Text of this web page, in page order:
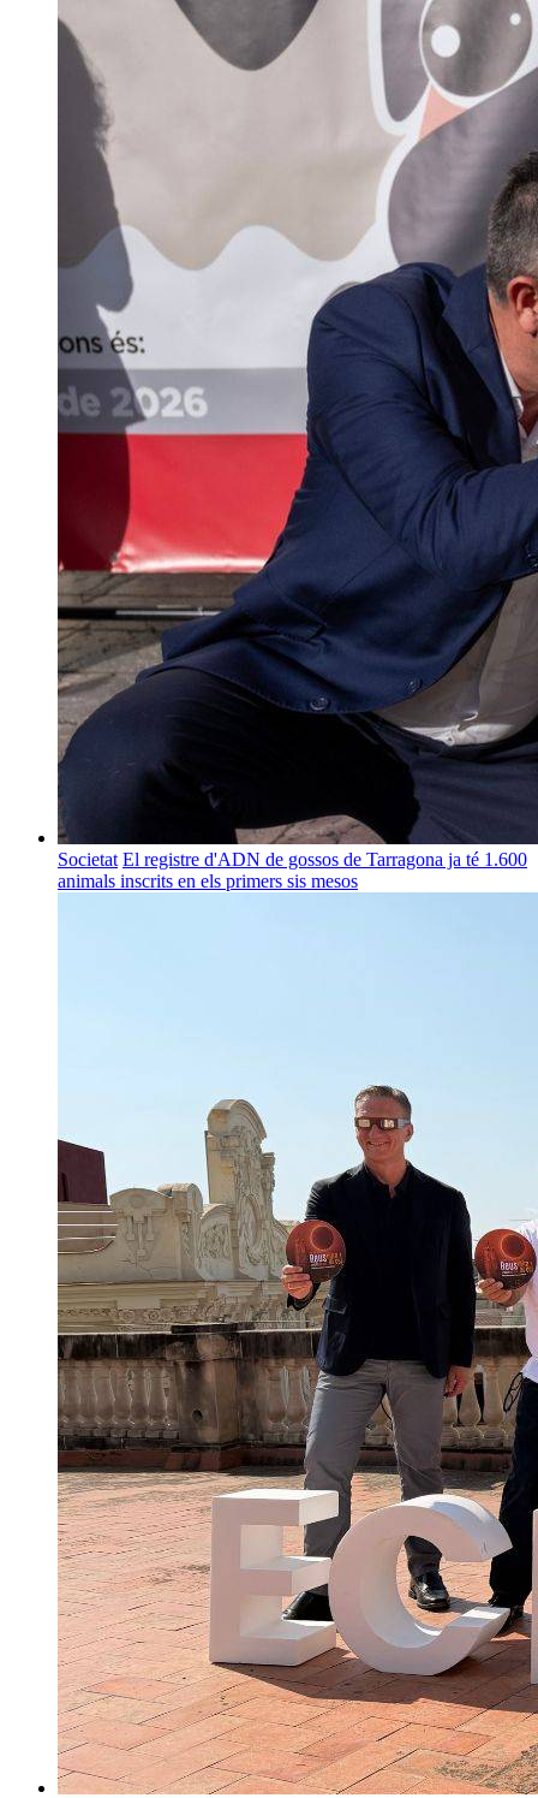
Societat El registre d'ADN de gossos de Tarragona ja té 1.600
animals inscrits en els primers sis mesos